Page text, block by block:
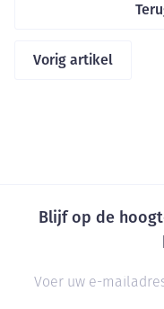
Vorig artikel
Blijf op de